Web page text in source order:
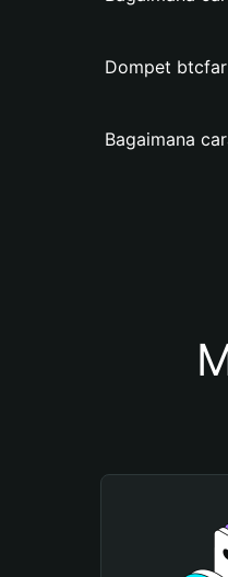
Dompet
Bagaimana